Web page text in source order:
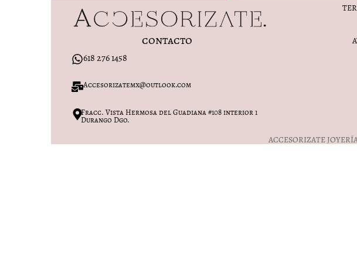
contacto
618 276 1458
Accesorizatemx@outlook.com
Fracc. Vista Hermosa del Guadiana #108 interior 1
Durango Dgo.
ACCESORIZATE